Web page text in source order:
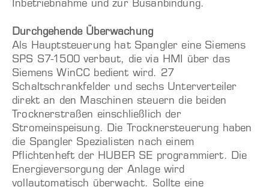
Inbetriebnahme und zur Busanbindung.
Durchgehende Überwachung
Als Hauptsteuerung hat Spangler eine Siemens
SPS S7-1500 verbaut, die via HMI über das
Siemens WinCC bedient wird. 27
Schaltschrankfelder und sechs Unterverteiler
direkt an den Maschinen steuern die beiden
Trocknerstraßen einschließlich der
Stromeinspeisung. Die Trocknersteuerung haben
die Spangler Spezialisten nach einem
Pflichtenheft der HUBER SE programmiert. Die
Energieversorgung der Anlage wird
vollautomatisch überwacht. Sollte eine